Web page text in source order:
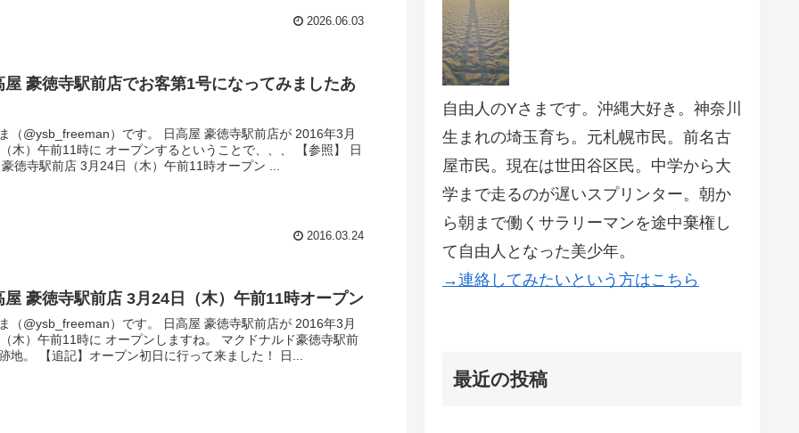
2026.06.03
屋 豪徳寺駅前店でお客第1号になってみましたあ
）です。 日高屋 豪徳寺駅前店が 2016年3月
木）午前11時に オープンするということで、、、 【参照】 日
徳寺駅前店 3月24日（木）午前11時オープン ...
2016.03.24
屋 豪徳寺駅前店 3月24日（木）午前11時オープン
）です。 日高屋 豪徳寺駅前店が 2016年3月
）午前11時に オープンしますね。 マクドナルド豪徳寺駅前
店の跡地。 【追記】オープン初日に行って来ました！ 日...
自由人のYさまです。沖縄大好き。神奈川
生まれの埼玉育ち。元札幌市民。前名古
屋市民。現在は世田谷区民。中学から大
学まで走るのが遅いスプリンター。朝か
ら朝まで働くサラリーマンを途中棄権し
て自由人となった美少年。
→連絡してみたいという方はこちら
最近の投稿